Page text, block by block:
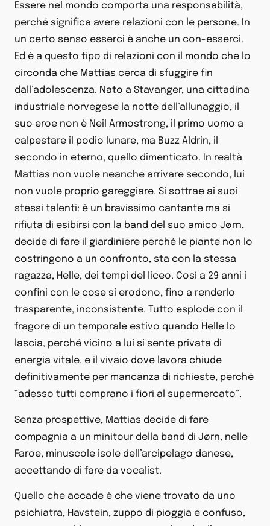
Essere nel mondo comporta una responsabilità,
perché significa avere relazioni con le persone. In
un certo senso esserci è anche un con-esserci.
Ed è a questo tipo di relazioni con il mondo che lo
circonda che Mattias cerca di sfuggire fin
dall’adolescenza. Nato a Stavanger, una cittadina
industriale norvegese la notte dell’allunaggio, il
suo eroe non è Neil Armostrong, il primo uomo a
calpestare il podio lunare, ma Buzz Aldrin, il
secondo in eterno, quello dimenticato. In realtà
Mattias non vuole neanche arrivare secondo, lui
non vuole proprio gareggiare. Si sottrae ai suoi
stessi talenti: è un bravissimo cantante ma si
rifiuta di esibirsi con la band del suo amico Jørn,
decide di fare il giardiniere perché le piante non lo
costringono a un confronto, sta con la stessa
ragazza, Helle, dei tempi del liceo. Così a 29 anni i
confini con le cose si erodono, fino a renderlo
trasparente, inconsistente. Tutto esplode con il
fragore di un temporale estivo quando Helle lo
lascia, perché vicino a lui si sente privata di
energia vitale, e il vivaio dove lavora chiude
definitivamente per mancanza di richieste, perché
“adesso tutti comprano i fiori al supermercato”.
Senza prospettive, Mattias decide di fare
compagnia a un minitour della band di Jørn, nelle
Faroe, minuscole isole dell’arcipelago danese,
accettando di fare da vocalist.
Quello che accade è che viene trovato da uno
psichiatra, Havstein, zuppo di pioggia e confuso,